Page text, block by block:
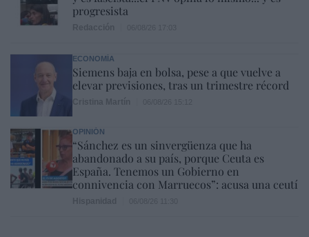
progresista
ECONOMÍA
Siemens baja en bolsa, pese a que vuelve a
elevar previsiones, tras un trimestre récord
OPINIÓN
“Sánchez es un sinvergüenza que ha
abandonado a su país, porque Ceuta es
España. Tenemos un Gobierno en
connivencia con Marruecos”: acusa una ceutí